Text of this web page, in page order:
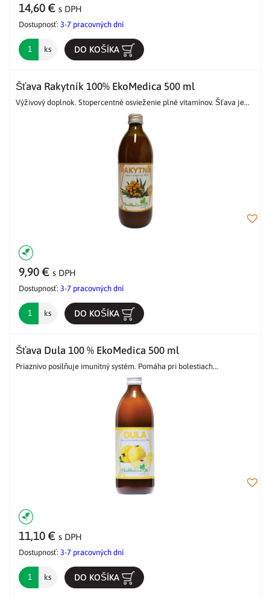
14,60 € s DPH
Dostupnosť: 3-7 pracovných dní
ks DO KOŠÍKA
Šťava Rakytník 100% EkoMedica 500 ml
Výživový doplnok. Stopercentné osvieženie plné vitamínov. Šťava je...
9,90 € s DPH
Dostupnosť: 3-7 pracovných dní
ks DO KOŠÍKA
Šťava Dula 100 % EkoMedica 500 ml
Priaznivo posilňuje imunitný systém. Pomáha pri bolestiach...
11,10 € s DPH
Dostupnosť: 3-7 pracovných dní
ks DO KOŠÍKA